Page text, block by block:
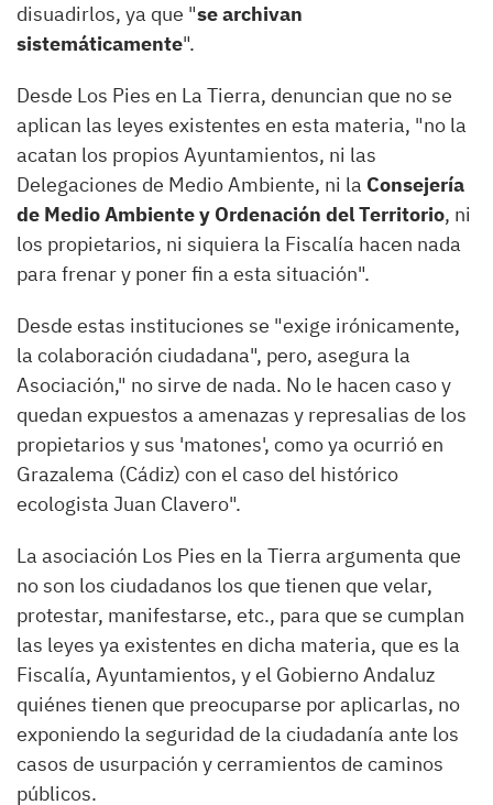
disuadirlos, ya que "se archivan
sistemáticamente".
Desde Los Pies en La Tierra, denuncian que no se
aplican las leyes existentes en esta materia, "no la
acatan los propios Ayuntamientos, ni las
Delegaciones de Medio Ambiente, ni la Consejería
de Medio Ambiente y Ordenación del Territorio, ni
los propietarios, ni siquiera la Fiscalía hacen nada
para frenar y poner fin a esta situación".
Desde estas instituciones se "exige irónicamente,
la colaboración ciudadana", pero, asegura la
Asociación," no sirve de nada. No le hacen caso y
quedan expuestos a amenazas y represalias de los
propietarios y sus 'matones', como ya ocurrió en
Grazalema (Cádiz) con el caso del histórico
ecologista Juan Clavero".
La asociación Los Pies en la Tierra argumenta que
no son los ciudadanos los que tienen que velar,
protestar, manifestarse, etc., para que se cumplan
las leyes ya existentes en dicha materia, que es la
Fiscalía, Ayuntamientos, y el Gobierno Andaluz
quiénes tienen que preocuparse por aplicarlas, no
exponiendo la seguridad de la ciudadanía ante los
casos de usurpación y cerramientos de caminos
públicos.